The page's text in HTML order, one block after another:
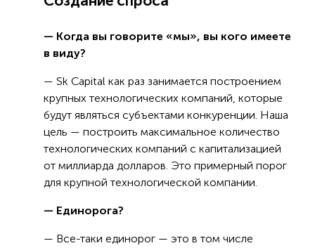
— Когда вы говорите «мы», вы кого имеете
в виду?
— Sk Capital как раз занимается построением
крупных технологических компаний, которые
будут являться субъектами конкуренции. Наша
цель — построить максимальное количество
технологических компаний с капитализацией
от миллиарда долларов. Это примерный порог
для крупной технологической компании.
— Единорога?
— Все-таки единорог — это в том числе